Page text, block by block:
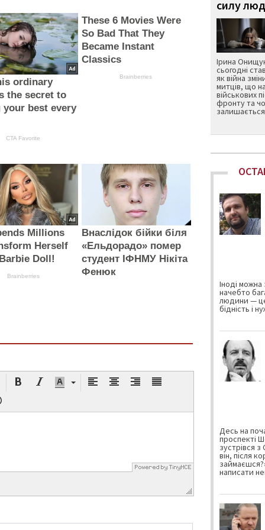
ordinary
the secret to
your best every
CTA Favorite
These 6 Movies Were
So Bad That They
Became Instant
Classics
Brainberries
Millions
Herself
Doll!
Brainberries
Внаслідок бійки біля
«Ельдорадо» помер
студент ІФНМУ Нікіта
Фенюк
силу
Ірина
сьогодні
як війна
митців, що
військових
фронту та
Іноді
начебто
людини —
бідність і
Десь на
проспекті
зустрівся
він, після
написати